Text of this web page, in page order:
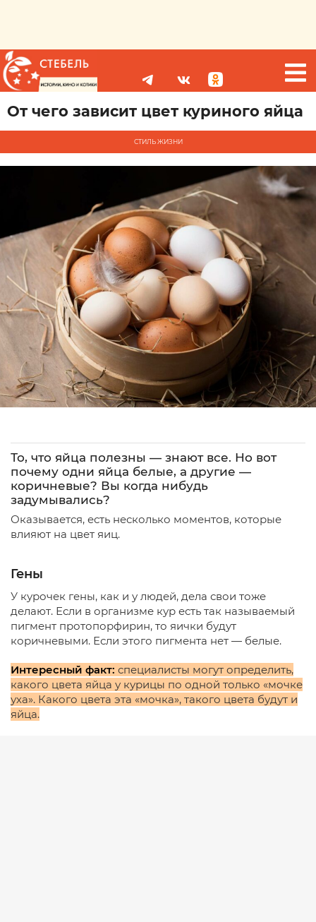
От чего зависит цвет куриного яйца
СТИЛЬ ЖИЗНИ
То, что яйца полезны — знают все. Но вот
почему одни яйца белые, а другие —
коричневые? Вы когда нибудь
задумывались?
Оказывается, есть несколько моментов, которые
влияют на цвет яиц.
Гены
У курочек гены, как и у людей, дела свои тоже
делают. Если в организме кур есть так называемый
пигмент протопорфирин, то яички будут
коричневыми. Если этого пигмента нет — белые.
Интересный факт: специалисты могут определить,
какого цвета яйца у курицы по одной только «мочке
уха». Какого цвета эта «мочка», такого цвета будут и
яйца.